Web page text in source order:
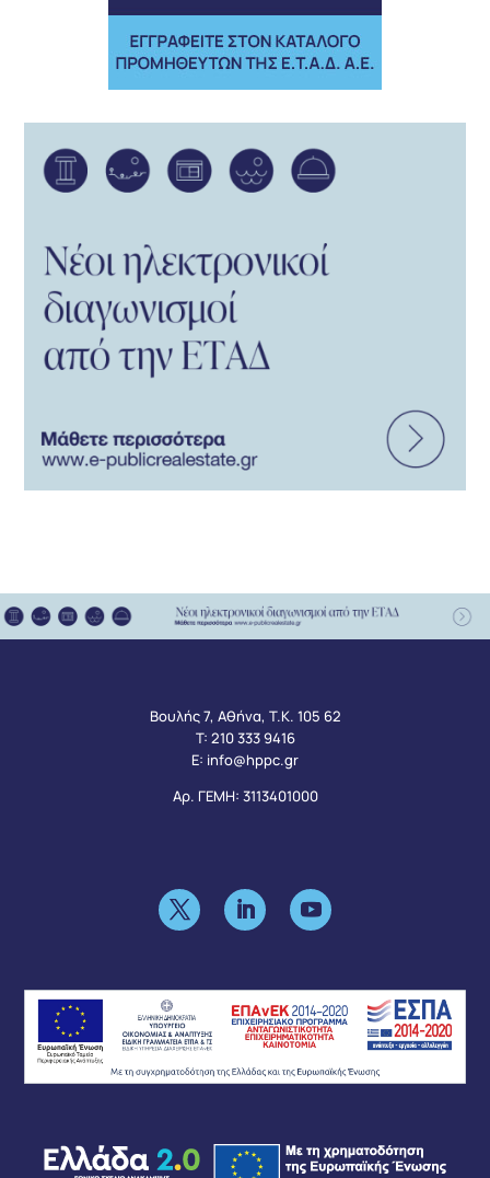
Βουλής 7, Αθήνα, Τ.Κ. 105 62
Τ: 210 333 9416
Ε: info@hppc.gr
Αρ. ΓΕΜΗ: 3113401000